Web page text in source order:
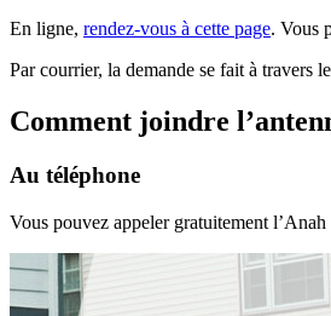
En ligne, rendez-vous à cette page. Vous
Par courrier, la demande se fait à travers le
Comment joindre
Au téléphone
Vous pouvez appeler gratuitement l’Anah